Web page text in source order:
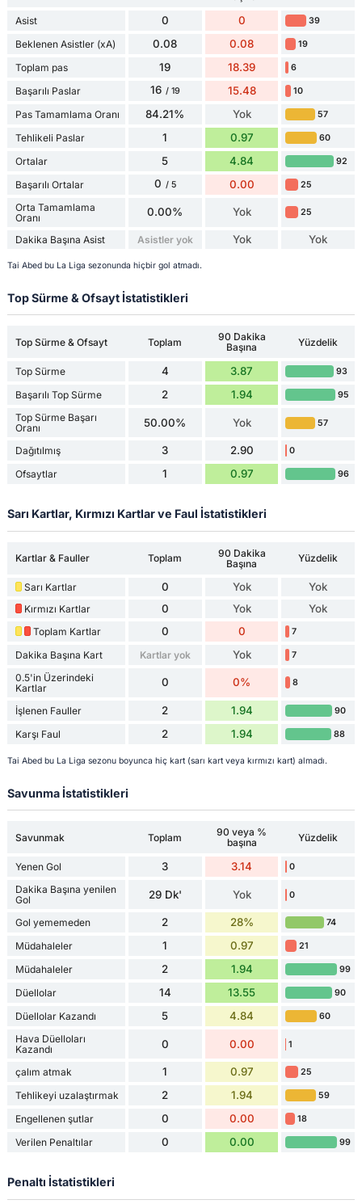
Asist
0 0 39
Beklenen Asistler (xA) 0.08 0.08 19
Toplam pas 19 18.39 6
Başarılı Paslar 16 / 19 15.48 10
Pas Tamamlama Oranı 84.21% Yok 57
Tehlikeli Paslar 1 0.97 60
Ortalar 5 4.84 92
Başarılı Ortalar 0 / 5 0.00 25
Orta Tamamlama
Oranı
0.00% Yok 25
Dakika Başına Asist Asistler yok Yok Yok
Tai Abed bu La Liga sezonunda hiçbir gol atmadı.
Top Sürme & Ofsayt İstatistikleri
Top Sürme & Ofsayt Toplam
90 Dakika
Başına
Yüzdelik
Top Sürme 4 3.87 93
Başarılı Top Sürme 2 1.94 95
Top Sürme Başarı
Oranı
50.00% Yok 57
Dağıtılmış 3 2.90 0
Ofsaytlar 1 0.97 96
Sarı Kartlar, Kırmızı Kartlar ve Faul İstatistikleri
Kartlar & Fauller Toplam
90 Dakika
Başına
Yüzdelik
Sarı Kartlar 0 Yok Yok
Kırmızı Kartlar 0 Yok Yok
Toplam Kartlar 0 0 7
Dakika Başına Kart Kartlar yok Yok 7
0.5'in Üzerindeki
Kartlar
0 0% 8
İşlenen Fauller 2 1.94 90
Karşı Faul 2 1.94 88
Tai Abed bu La Liga sezonu boyunca hiç kart (sarı kart veya kırmızı kart) almadı.
Savunma İstatistikleri
Savunmak Toplam
90 veya %
başına
Yüzdelik
Yenen Gol 3 3.14 0
Dakika Başına yenilen
Gol
29 Dk' Yok 0
Gol yememeden 2 28% 74
Müdahaleler 1 0.97 21
Müdahaleler 2 1.94 99
Düellolar 14 13.55 90
Düellolar Kazandı 5 4.84 60
Hava Düelloları
Kazandı
0 0.00 1
çalım atmak 1 0.97 25
Tehlikeyi uzalaştırmak 2 1.94 59
Engellenen şutlar 0 0.00 18
Verilen Penaltılar 0 0.00 99
Penaltı İstatistikleri